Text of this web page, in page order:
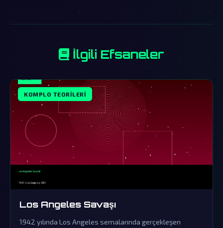
İlgili Efsaneler
KOMPLO TEORILERI
Los Angeles Savaşı
1942 yılında Los Angeles semalarında gerçekleşen